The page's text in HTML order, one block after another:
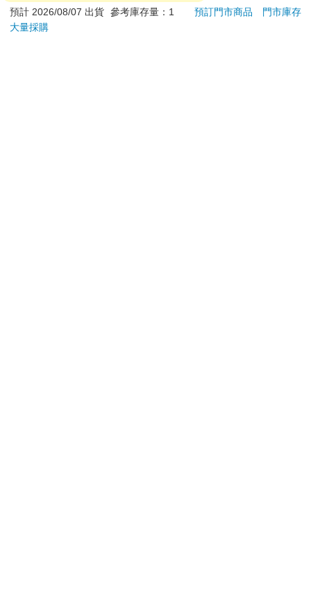
依消費者要求所為之客製化給付。（客製化商品）
報紙、期刊或雜誌。（含MOOK、外文雜誌）
預計 2026/08/07 出貨 參考庫存量：1 預訂門市商品
門市庫存
大量採購